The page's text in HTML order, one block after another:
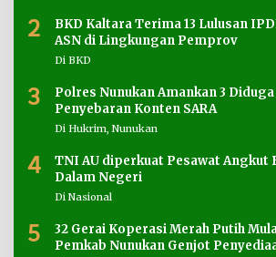
2
BKD Kaltara Terima 13 Lulusan
ASN di Lingkungan Pemprov
Di BKD
3
Polres Nunukan Amankan 3
Penyebaran Konten SARA
Di Hukrim, Nunukan
4
TNI AU diperkuat Pesawat Angkut
Dalam Negeri
Di Nasional
5
32 Gerai Koperasi Merah Putih
Pemkab Nunukan Genjot